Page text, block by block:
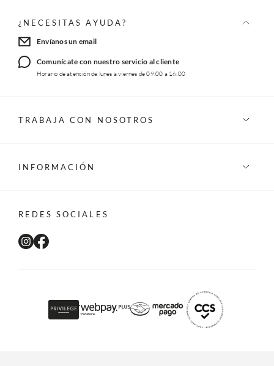
¿NECESITAS AYUDA?
Envíanos un email
Comunícate con nuestro servicio al cliente
Horario de atención de lunes a viernes de 09:00 a 16:00
TRABAJA CON NOSOTROS
INFORMACIÓN
REDES SOCIALES